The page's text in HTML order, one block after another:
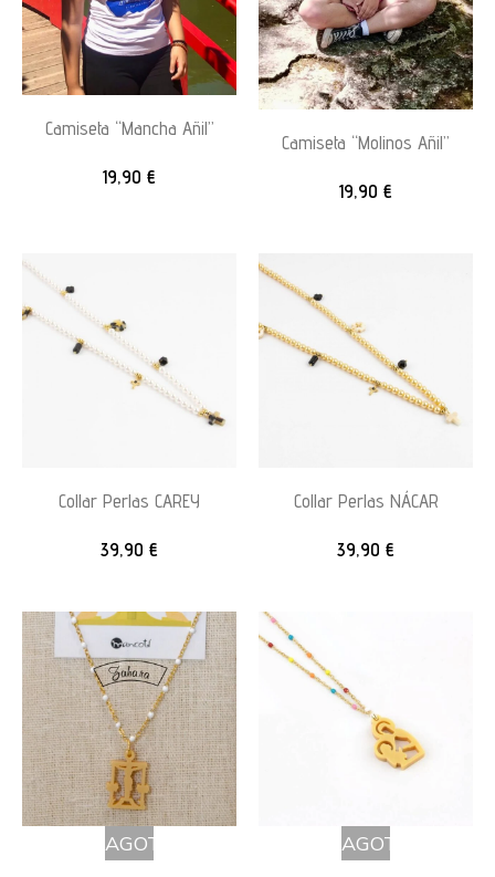
Camiseta “Mancha Añil”
19,90 €
Camiseta “Molinos Añil”
19,90 €
Collar Perlas CAREY
39,90 €
Collar Perlas NÁCAR
39,90 €
AGOTADO AGOTADO